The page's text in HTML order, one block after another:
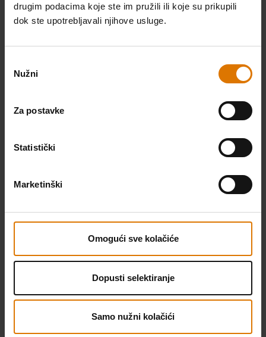
drugim podacima koje ste im pružili ili koje su prikupili
dok ste upotrebljavali njihove usluge.
pristanka
Nužni
Za postavke
Statistički
Marketinški
Omogući sve kolačiće
Dopusti selektiranje
Samo nužni kolačići
Color Options
Crna Color Options
Crna
2314cm², Crna
Color Options
Crna
Plinski roštilj Spirit® E-310
2314cm², Crna
Color Options
NOVO